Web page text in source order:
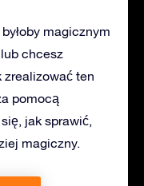
magicznym
chcesz
ten
pomocą
jak sprawić,
magiczny.